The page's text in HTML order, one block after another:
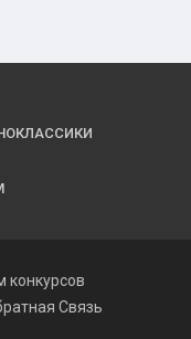
конкурсов
Связь